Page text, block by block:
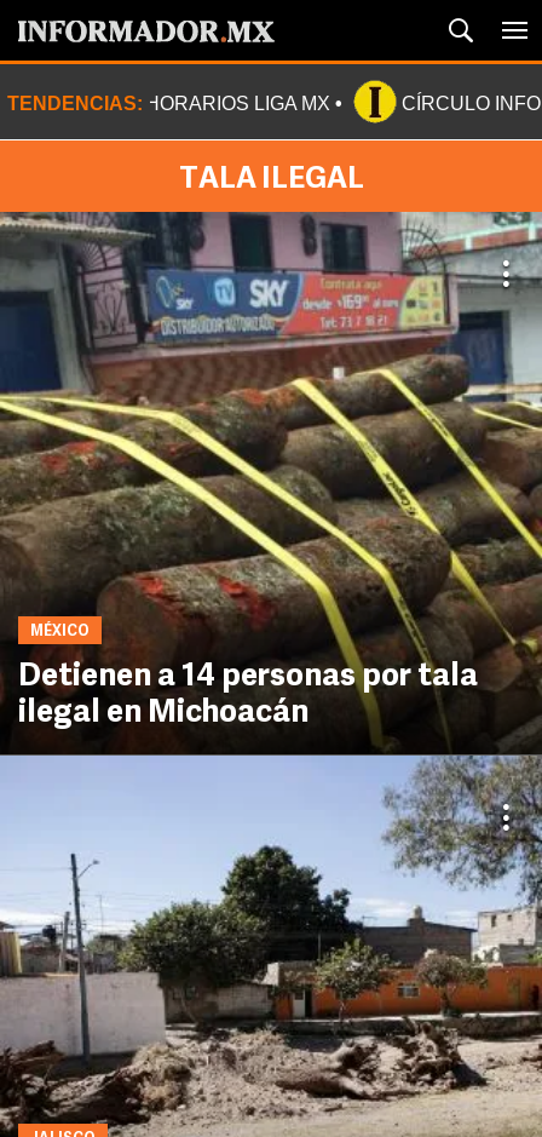
TENDENCIAS: HORARIOS LIGA MX CÍRCULO
TALA ILEGAL
MÉXICO
Detienen a 14 personas por tala
ilegal en Michoacán